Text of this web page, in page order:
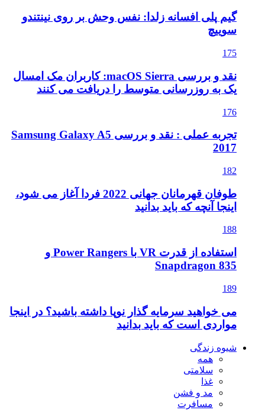
گیم پلی افسانه زلدا: نفس وحش بر روی نینتندو
سوییچ
175
نقد و بررسی macOS Sierra: کاربران مک امسال
یک به روزرسانی متوسط را دریافت می کنند
176
تجربه عملی : نقد و بررسی Samsung Galaxy A5
2017
182
طوفان قهرمانان جهانی 2022 فردا آغاز می شود،
اینجا آنچه که باید بدانید
188
استفاده از قدرت VR با Power Rangers و
Snapdragon 835
189
می خواهید سرمایه گذار نوپا داشته باشید؟ در اینجا
مواردی است که باید بدانید
شیوه زندگی
همه
سلامتی
غذا
مد و فشن
مسافرت